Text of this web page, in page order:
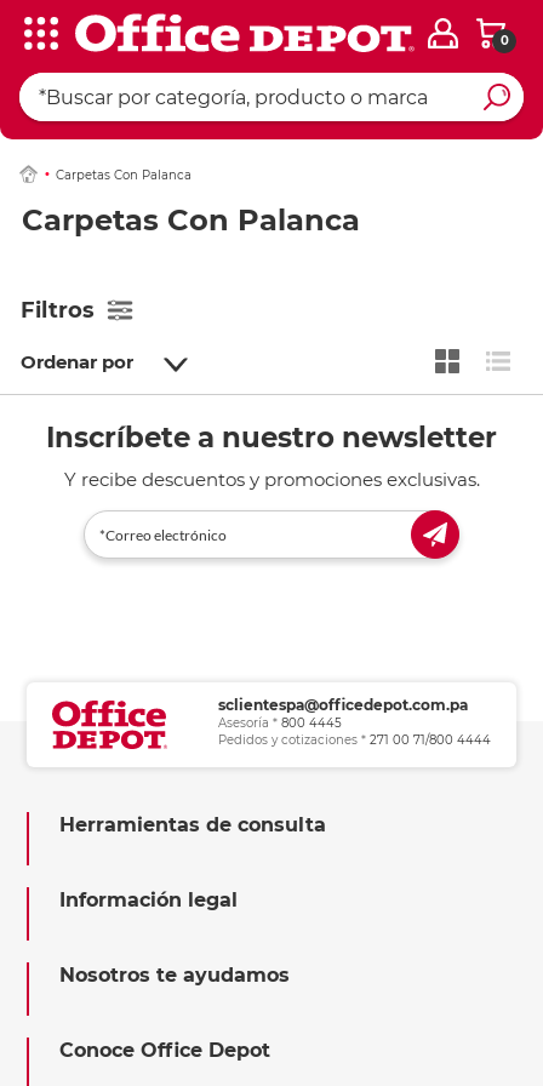
0
Carpetas Con Palanca
Carpetas Con Palanca
Filtros
Ordenar por
Inscríbete a nuestro newsletter
Y recibe descuentos y promociones exclusivas.
sclientespa@officedepot.com.pa
Asesoría * 800 4445
Pedidos y cotizaciones * 271 00 71/800 4444
Herramientas de consulta
Información legal
Nosotros te ayudamos
Conoce Office Depot